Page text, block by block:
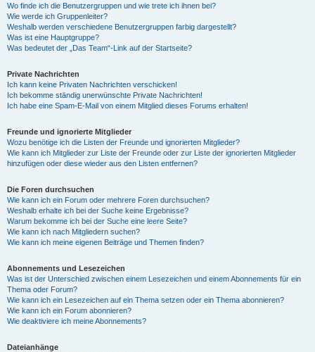
Wo finde ich die Benutzergruppen und wie trete ich ihnen bei?
Wie werde ich Gruppenleiter?
Weshalb werden verschiedene Benutzergruppen farbig dargestellt?
Was ist eine Hauptgruppe?
Was bedeutet der „Das Team“-Link auf der Startseite?
Private Nachrichten
Ich kann keine Privaten Nachrichten verschicken!
Ich bekomme ständig unerwünschte Private Nachrichten!
Ich habe eine Spam-E-Mail von einem Mitglied dieses Forums erhalten!
Freunde und ignorierte Mitglieder
Wozu benötige ich die Listen der Freunde und ignorierten Mitglieder?
Wie kann ich Mitglieder zur Liste der Freunde oder zur Liste der ignorierten Mitglieder
hinzufügen oder diese wieder aus den Listen entfernen?
Die Foren durchsuchen
Wie kann ich ein Forum oder mehrere Foren durchsuchen?
Weshalb erhalte ich bei der Suche keine Ergebnisse?
Warum bekomme ich bei der Suche eine leere Seite?
Wie kann ich nach Mitgliedern suchen?
Wie kann ich meine eigenen Beiträge und Themen finden?
Abonnements und Lesezeichen
Was ist der Unterschied zwischen einem Lesezeichen und einem Abonnements für ein
Thema oder Forum?
Wie kann ich ein Lesezeichen auf ein Thema setzen oder ein Thema abonnieren?
Wie kann ich ein Forum abonnieren?
Wie deaktiviere ich meine Abonnements?
Dateianhänge